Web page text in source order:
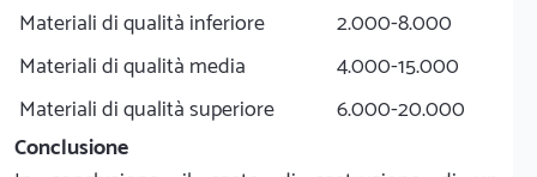
Materiali di qualità inferiore
2.000-8.000
Materiali di qualità media
4.000-15.000
Materiali di qualità superiore
6.000-20.000
Conclusione